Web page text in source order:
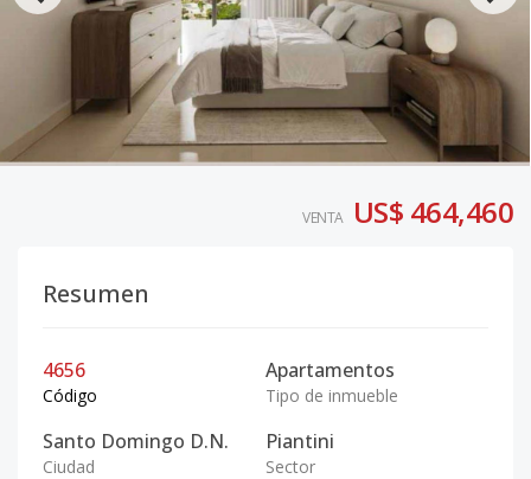
VENTA US$ 464,460
Resumen
4656
Código
Apartamentos
Tipo de inmueble
Santo Domingo D.N.
Ciudad
Piantini
Sector